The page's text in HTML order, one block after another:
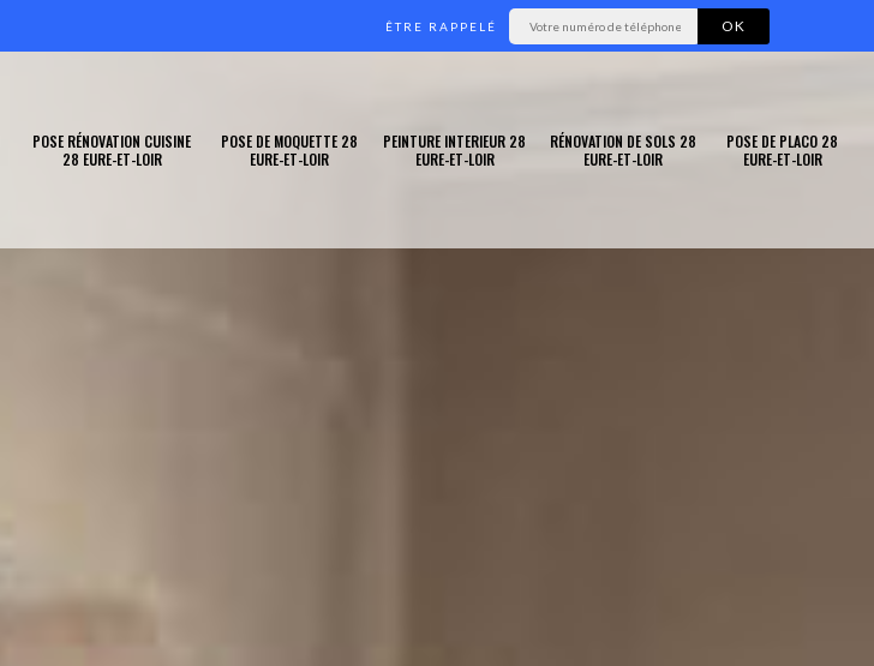
ÊTRE RAPPELÉ
POSE RÉNOVATION CUISINE
28 EURE-ET-LOIR
POSE DE MOQUETTE 28
EURE-ET-LOIR
PEINTURE INTERIEUR 28
EURE-ET-LOIR
RÉNOVATION DE SOLS 28
EURE-ET-LOIR
POSE DE PLACO 28
EURE-ET-LOIR